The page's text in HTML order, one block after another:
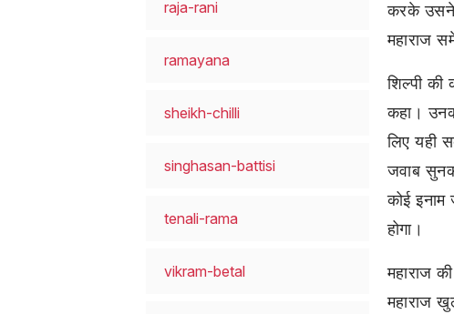
raja-rani
ramayana
sheikh-chilli
singhasan-battisi
tenali-rama
vikram-betal
करके उसने
महाराज
शिल्पी की
कहा।
लिए यही
जवाब
कोई इनाम
होगा।
महाराज
महाराज